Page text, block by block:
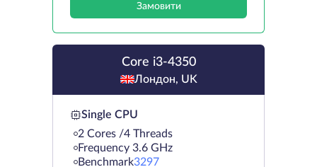
Замовити
Core i3-4350
Лондон, UK
Single CPU
2 Cores /4 Threads
Frequency 3.6 GHz
Benchmark3297